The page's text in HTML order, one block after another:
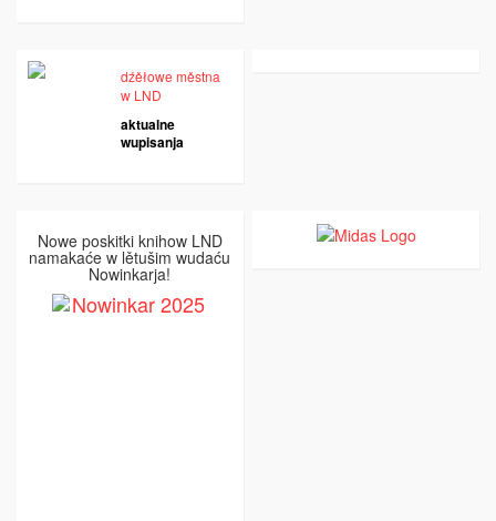
dźěłowe městna
w LND
aktualne
wupisanja
Nowe poskitki knihow LND
namakaće w lětušim wudaću
Nowinkarja!